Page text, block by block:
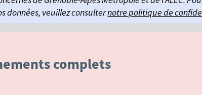
données, veuillez consulternotre politique de
complets